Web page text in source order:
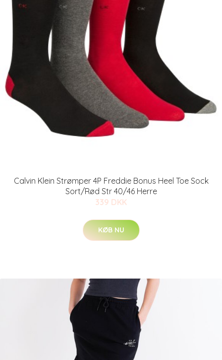
Calvin Klein Strømper 4P Freddie Bonus Heel Toe Sock
Sort/Rød Str 40/46 Herre
339 DKK
KØB NU